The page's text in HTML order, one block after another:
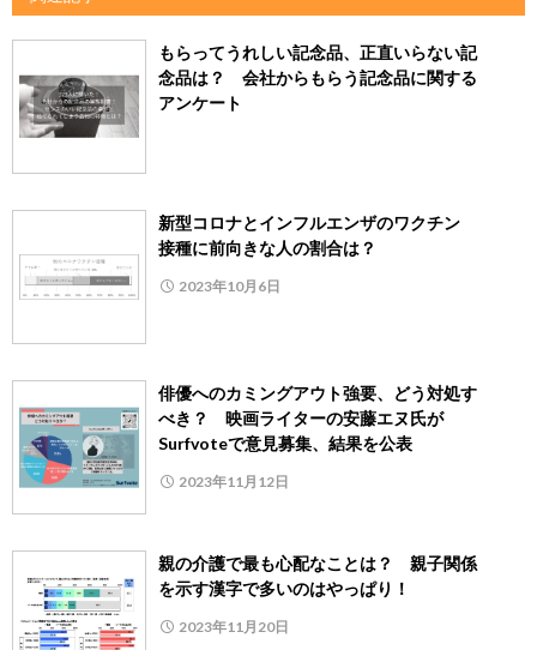
もらってうれしい記念品、正直いらない記
念品は？ 会社からもらう記念品に関する
アンケート
新型コロナとインフルエンザのワクチン
接種に前向きな人の割合は？
2023年10月6日
俳優へのカミングアウト強要、どう対処す
べき？ 映画ライターの安藤エヌ氏が
Surfvoteで意見募集、結果を公表
2023年11月12日
親の介護で最も心配なことは？ 親子関係
を示す漢字で多いのはやっぱり！
2023年11月20日